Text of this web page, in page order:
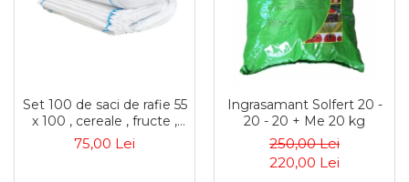
Set 100 de saci de rafie 55
x 100 , cereale , fructe ,
moloz , menaj si
depozitare
75,00 Lei
Ingrasamant Solfert 20 -
20 - 20 + Me 20 kg
250,00 Lei
220,00 Lei